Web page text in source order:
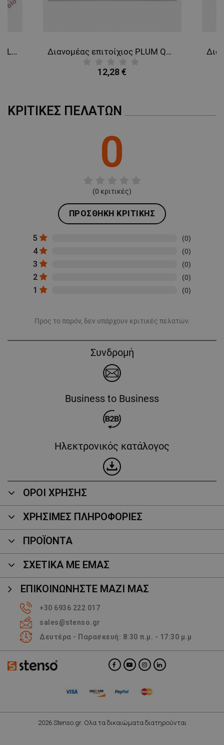
Αιμοστατικοί λευκοπλάστες PLUM QUICKFIX REFILL Διανομέας επιτοίχιος PLUM QUICKFIX DUO
12,28 €
ΚΡΙΤΙΚΈΣ ΠΕΛΑΤΏΝ
0
(0 κριτικές)
ΠΡΟΣΘΉΚΗ ΚΡΙΤΙΚΉΣ
5 (0)
4 (0)
3 (0)
2 (0)
1 (0)
Προς το παρόν, δεν υπάρχουν κριτικές πελατών.
Συνδρομή
Business to Business
Ηλεκτρονικός κατάλογος
ΟΡΟΙ ΧΡΗΣΗΣ
ΧΡΗΣΙΜΕΣ ΠΛΗΡΟΦΟΡΙΕΣ
ΠΡΟΪΌΝΤΑ
ΣΧΕΤΙΚΑ ΜΕ ΕΜΑΣ
ΕΠΙΚΟΙΝΩΝΉΣΤΕ ΜΑΖΊ ΜΑΣ
+30 6936 222 017
sales@stenso.gr
Δευτέρα - Παρασκευή: 8:30 π.μ. - 17:30 μ.μ
2026 Stenso.gr. Ολα τα δικαιώματα διατηρούνται